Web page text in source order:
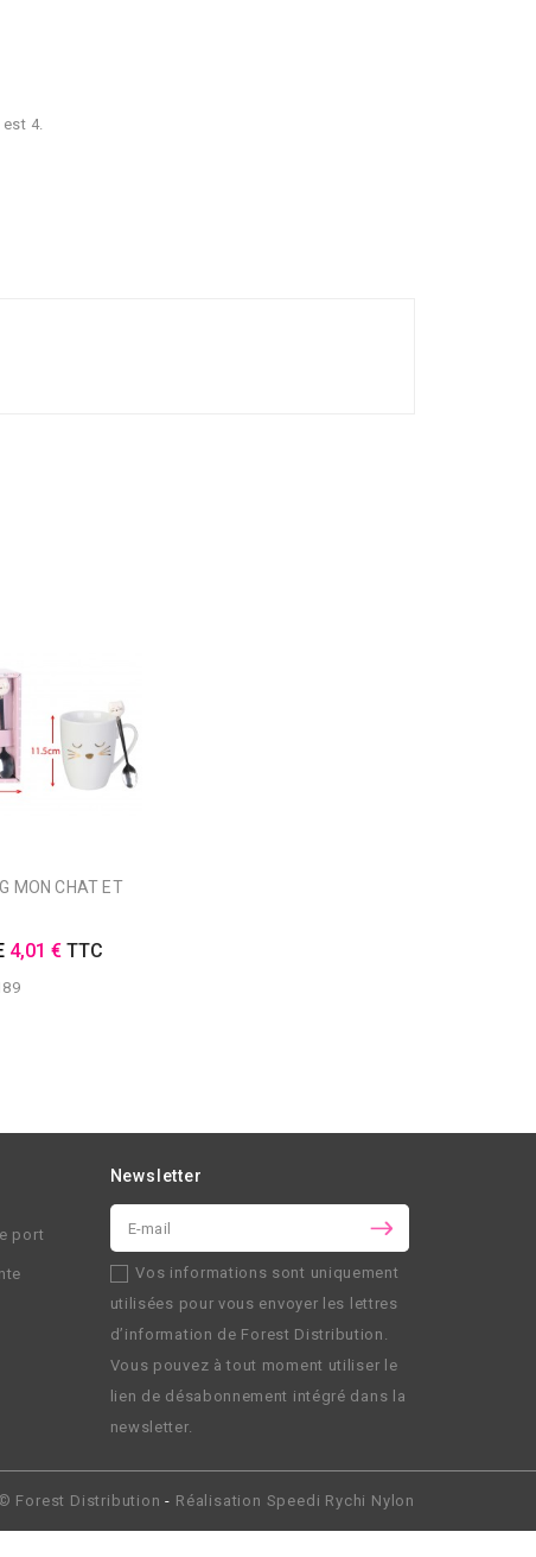
4.
4,01 € TTC
port
Newsletter
Vos informations sont uniquement
utilisées pour vous envoyer les lettres
d’information de Forest Distribution .
Vous pouvez à tout moment utiliser le
lien de désabonnement intégré dans la
newsletter.
Forest Distribution - Réalisation Speedi Rychi Nylon